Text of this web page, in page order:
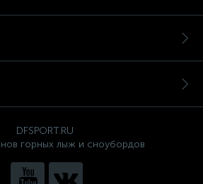
DFSPORT.RU
горных лыж и сноубордов